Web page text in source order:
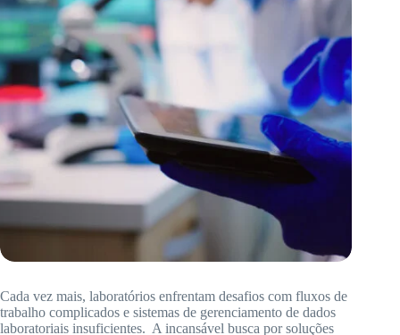
Cada vez mais, laboratórios enfrentam desafios com fluxos de
trabalho complicados e sistemas de gerenciamento de dados
laboratoriais insuficientes. A incansável busca por soluções